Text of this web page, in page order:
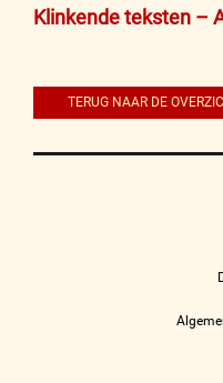
Bericht
Klinkende teksten –
TERUG NAAR DE